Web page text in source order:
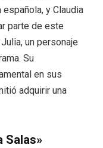
y Claudia
parte de este
un personaje
Su
en sus
adquirir una
Salas»